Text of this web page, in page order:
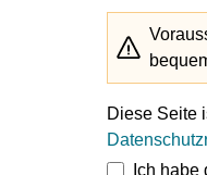
Diese Seite
Ich